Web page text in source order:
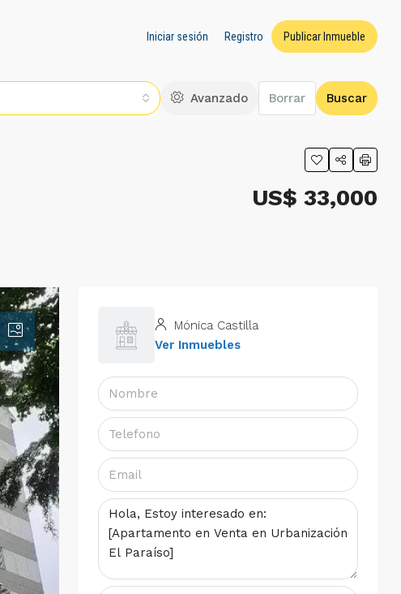
Iniciar sesión Registro Publicar Inmueble
Avanzado Borrar Buscar
US$ 33,000
Mónica Castilla
Ver Inmuebles